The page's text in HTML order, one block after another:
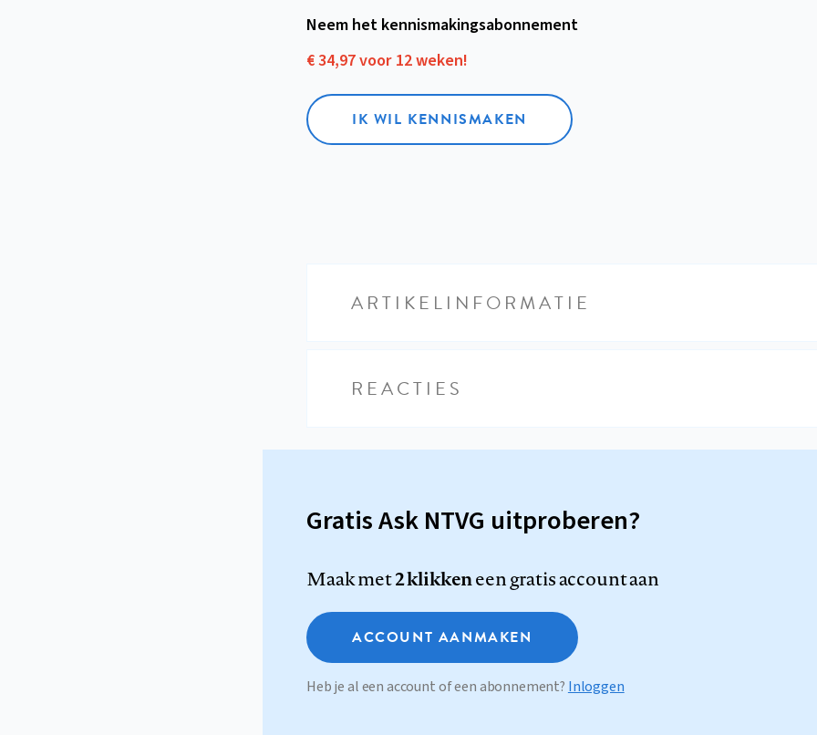
Neem het kennismakings­abonnement
€ 34,97 voor 12 weken!
IK WIL KENNISMAKEN
ARTIKELINFORMATIE
REACTIES
Gratis Ask NTVG uitproberen?
Maak met2 klikkeneen gratis account aan
ACCOUNT AANMAKEN
Heb je al een account of een abonnement? Inloggen